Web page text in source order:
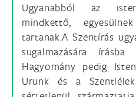
Ugyanabból az
mindkettő,
tartanak.A Szentírás
sugalmazására
Hagyomány pedig
Urunk és a